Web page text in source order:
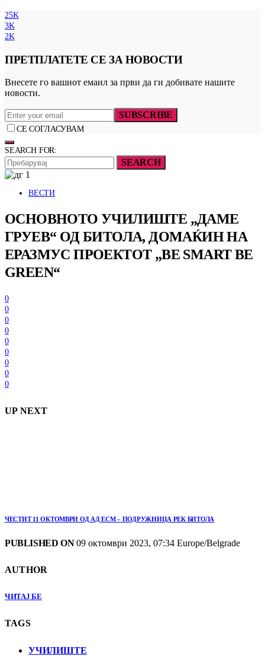
25K
3K
2K
ПРЕТПЛАТЕТЕ СЕ ЗА НОВОСТИ
Внесете го вашиот емаил за први да ги добивате нашите
новости.
SUBSCRIBE
СЕ СОГЛАСУВАМ
SEARCH FOR:
SEARCH
ВЕСТИ
ОСНОВНОТО УЧИЛИШТЕ „ДАМЕ
ГРУЕВ“ ОД БИТОЛА, ДОМАЌИН НА
ЕРАЗМУС ПРОЕКТОТ „BE SMART BE
GREEN“
0
0
0
0
0
0
0
0
0
UP NEXT
ЧЕСТИТ 11 ОКТОМВРИ ОД АД ЕСМ – ПОДРУЖНИЦА РЕК БИТОЛА
PUBLISHED ON09 октомври 2023, 07:34 Europe/Belgrade
AUTHOR
ЧИТАЈ БЕ
TAGS
УЧИЛИШТЕ